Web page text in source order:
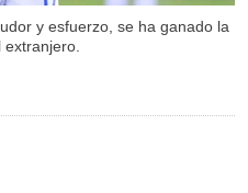
y esfuerzo, se ha ganado la
extranjero.